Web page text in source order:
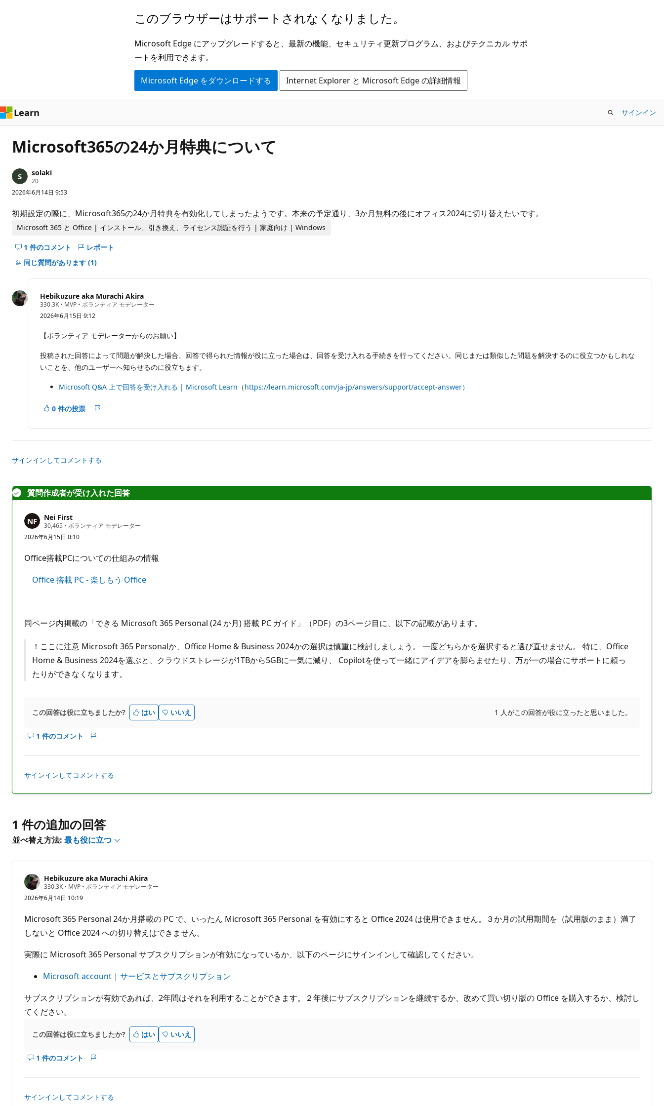
ン
ツ
に
ス
キ
プ
このブラウザーはサポートされなくなりました。
Microsoft Edge にアップグレードすると、最新の機能、セキュリティ更新プログラム、およびテクニカル サポ
ートを利用できます。
Microsoft Edge をダウンロードする Internet Explorer と Microsoft Edge の詳細情報
Learn サインイン
Microsoft365の24か月特典について
solaki
20評
価
の
イ
ン
ト
2026年6月14日 9:53
初期設定の際に、Microsoft365の24か月特典を有効化してしまったようです。本来の予定通り、3か月無料の後にオフィス2024に切り替えたいです。
Microsoft 365 と Office | インストール、引き換え、ライセンス認証を行う | 家庭向け | Windows
1 件のコメント
こ
の
コ
メ
ン
を
表
示
レポート
同じ質問があります (1)
Hebikuzure aka Murachi Akira
330.3K 評
価
の
イ
ン
• MVP • ボランティア モデレーター
2026年6月15日 9:12
【ボランティア モデレーターからのお願い】
投稿された回答によって問題が解決した場合、回答で得られた情報が役に立った場合は、回答を受け入れる手続きを行ってください。同じまたは類似した問題を解決するのに役立つかもしれな
いことを、他のユーザーへ知らせるのに役立ちます。
Microsoft Q&A 上で回答を受け入れる | Microsoft Learn （https://learn.microsoft.com/ja-jp/answers/support/accept-answer）
0 件の投票
ト
サインインしてコメントする
質問作成者が受け入れた回答
Nei First
30,465 評
価
の
イ
ン
• ボランティア モデレーター
2026年6月15日 0:10
Office搭載PCについての仕組みの情報
Office 搭載 PC - 楽しもう Office
同ページ内掲載の「できる Microsoft 365 Personal (24 か月) 搭載 PC ガイド」（PDF）の3ページ目に、以下の記載があります。
！ここに注意 Microsoft 365 Personalか、Office Home & Business 2024かの選択は慎重に検討しましょう。 一度どちらかを選択すると選び直せません。 特に、Office
Home & Business 2024を選ぶと、クラウドストレージが1TBから5GBに一気に減り、 Copilotを使って一緒にアイデアを膨らませたり、万が一の場合にサポートに頼っ
たりができなくなります。
この回答は役に立ちましたか? はい いいえ 1 人がこの回答が役に立ったと思いました。
1 件のコメント
こ
答
の
コ
ト
を
表
る
ト
サインインしてコメントする
1 件の追加の回答
並べ替え方法: 最も役に立つ
Hebikuzure aka Murachi Akira
330.3K 評
価
の
イ
ン
ト
• MVP • ボランティア モデレーター
2026年6月14日 10:19
Microsoft 365 Personal 24か月搭載の PC で、いったん Microsoft 365 Personal を有効にすると Office 2024 は使用できません。３か月の試用期間を（試用版のまま）満了
しないと Office 2024 への切り替えはできません。
実際に Microsoft 365 Personal サブスクリプションが有効になっているか、以下のページにサインインして確認してください。
Microsoft account | サービスとサブスクリプション
サブスクリプションが有効であれば、2年間はそれを利用することができます。２年後にサブスクリプションを継続するか、改めて買い切り版の Office を購入するか、検討し
てください。
この回答は役に立ちましたか? はい いいえ
1 件のコメント
こ
答
の
ト
サインインしてコメントする